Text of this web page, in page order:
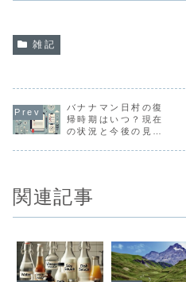
雑記
バナナマン日村の復
帰時期はいつ？現在
の状況と今後の見通
関連記事